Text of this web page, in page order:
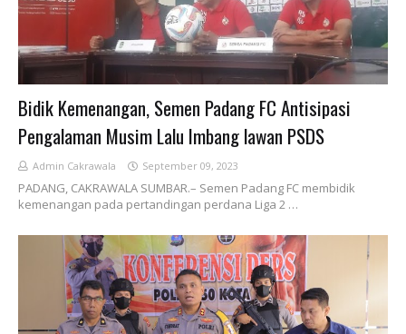
Bidik Kemenangan, Semen Padang FC Antisipasi
Pengalaman Musim Lalu Imbang lawan PSDS
Admin Cakrawala September 09, 2023
PADANG, CAKRAWALA SUMBAR.– Semen Padang FC membidik
kemenangan pada pertandingan perdana Liga 2 …